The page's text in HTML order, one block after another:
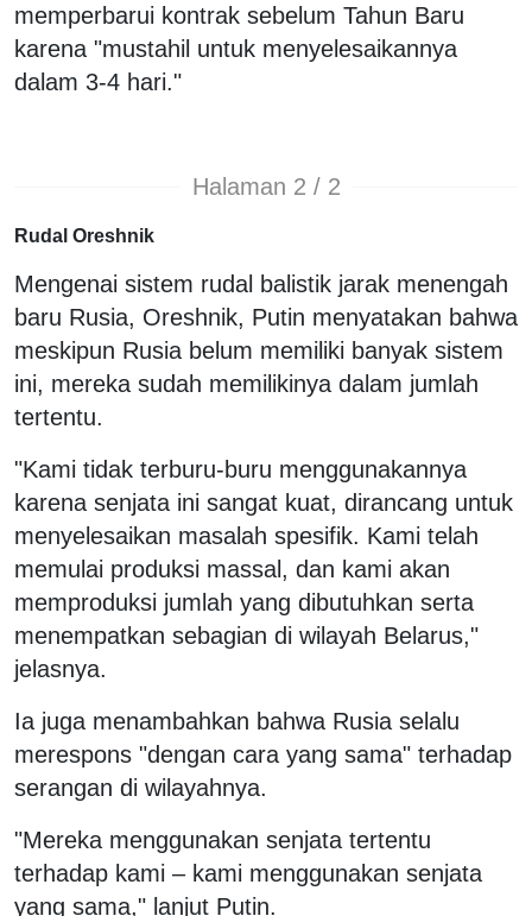
memperbarui kontrak sebelum Tahun Baru
karena "mustahil untuk menyelesaikannya
dalam 3-4 hari."
Halaman 2 / 2
Rudal Oreshnik
Mengenai sistem rudal balistik jarak menengah
baru Rusia, Oreshnik, Putin menyatakan bahwa
meskipun Rusia belum memiliki banyak sistem
ini, mereka sudah memilikinya dalam jumlah
tertentu.
"Kami tidak terburu-buru menggunakannya
karena senjata ini sangat kuat, dirancang untuk
menyelesaikan masalah spesifik. Kami telah
memulai produksi massal, dan kami akan
memproduksi jumlah yang dibutuhkan serta
menempatkan sebagian di wilayah Belarus,"
jelasnya.
Ia juga menambahkan bahwa Rusia selalu
merespons "dengan cara yang sama" terhadap
serangan di wilayahnya.
"Mereka menggunakan senjata tertentu
terhadap kami – kami menggunakan senjata
yang sama," lanjut Putin.